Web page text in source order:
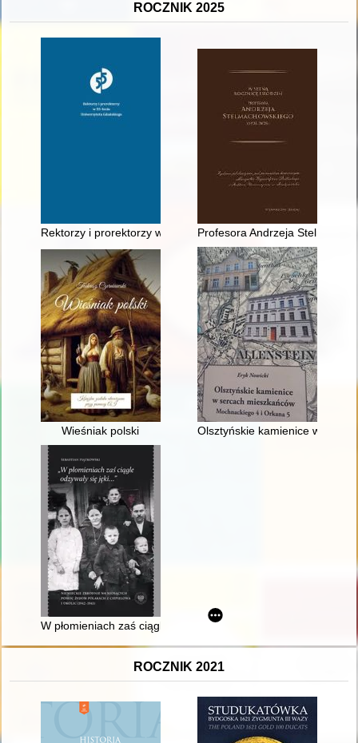
ROCZNIK 2025
Rektorzy i prorektorzy w 55-leciu Uniwersytetu Gdańskiego
Profesora Andrzeja
Wieśniak polski Olsztyńskie kamienice w
W płomieniach zaś ciągle odzywały się jęki..." : niemieckie
ROCZNIK 2021